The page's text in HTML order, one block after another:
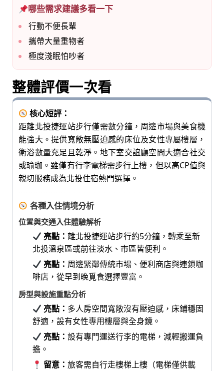
一
鬆
愛
七
桃。
哪些需求建議多看一下
行動不便長輩
攜帶大量重物者
極度淺眠怕吵者
整體評價一次看
核心短評：
距離北投捷運站步行僅需數分鐘，周邊市場與美食機
能強大。提供寬敞無壓迫感的床位及女性專屬樓層，
衛浴數量充足且乾淨。地下室交誼廳空間大適合社交
或瑜珈。雖僅有行李電梯需步行上樓，但以高CP值與
親切服務成為北投住宿熱門選擇。
各種入住情境分析
位置與交通入住體驗解析
亮點：離北投捷運站步行約5分鐘，轉乘至新
北投溫泉區或前往淡水、市區皆便利。
亮點： 周邊緊鄰傳統市場、便利商店與連鎖咖
啡店，從早到晚覓食選擇豐富。
房型與設施重點分析
亮點： 多人房空間寬敞沒有壓迫感，床鋪穩固
舒適，設有女性專用樓層與全身鏡。
亮點：設有專門運送行李的電梯，減輕搬運負
擔。
留意：旅客需自行走樓梯上樓（電梯僅供載